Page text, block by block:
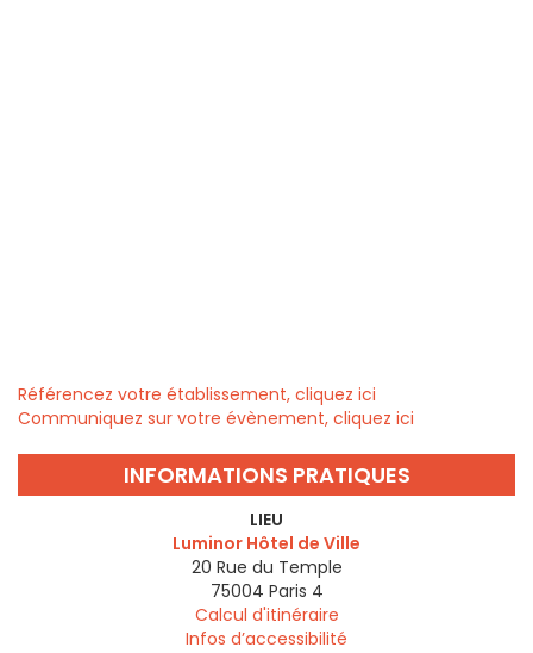
Référencez votre établissement, cliquez ici
Communiquez sur votre évènement, cliquez ici
INFORMATIONS PRATIQUES
LIEU
Luminor Hôtel de Ville
20 Rue du Temple
75004 Paris 4
Calcul d'itinéraire
Infos d’accessibilité